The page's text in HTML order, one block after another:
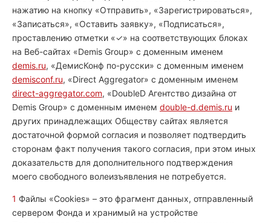
нажатию на кнопку «Отправить», «Зарегистрироваться»,
«Записаться», «Оставить заявку», «Подписаться»,
проставлению отметки «✓» на соответствующих блоках
на Веб-сайтах «Demis Group» с доменным именем
demis.ru, «ДемисКонф по-русски» с доменным именем
demisconf.ru, «Direct Aggregator» с доменным именем
direct-aggregator.com, «DoubleD Агентство дизайна от
Demis Group» с доменным именем double-d.demis.ru и
других принадлежащих Обществу сайтах является
достаточной формой согласия и позволяет подтвердить
сторонам факт получения такого согласия, при этом иных
доказательств для дополнительного подтверждения
моего свободного волеизъявления не потребуется.
1 Файлы «Сookies» – это фрагмент данных, отправленный
сервером Фонда и хранимый на устройстве